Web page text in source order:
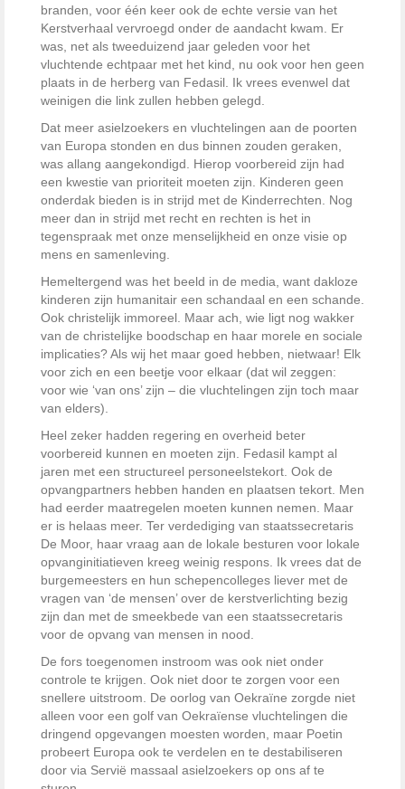
branden, voor één keer ook de echte versie van het
Kerstverhaal vervroegd onder de aandacht kwam. Er
was, net als tweeduizend jaar geleden voor het
vluchtende echtpaar met het kind, nu ook voor hen geen
plaats in de herberg van Fedasil. Ik vrees evenwel dat
weinigen die link zullen hebben gelegd.
Dat meer asielzoekers en vluchtelingen aan de poorten
van Europa stonden en dus binnen zouden geraken,
was allang aangekondigd. Hierop voorbereid zijn had
een kwestie van prioriteit moeten zijn. Kinderen geen
onderdak bieden is in strijd met de Kinderrechten. Nog
meer dan in strijd met recht en rechten is het in
tegenspraak met onze menselijkheid en onze visie op
mens en samenleving.
Hemeltergend was het beeld in de media, want dakloze
kinderen zijn humanitair een schandaal en een schande.
Ook christelijk immoreel. Maar ach, wie ligt nog wakker
van de christelijke boodschap en haar morele en sociale
implicaties? Als wij het maar goed hebben, nietwaar! Elk
voor zich en een beetje voor elkaar (dat wil zeggen:
voor wie ‘van ons’ zijn – die vluchtelingen zijn toch maar
van elders).
Heel zeker hadden regering en overheid beter
voorbereid kunnen en moeten zijn. Fedasil kampt al
jaren met een structureel personeelstekort. Ook de
opvangpartners hebben handen en plaatsen tekort. Men
had eerder maatregelen moeten kunnen nemen. Maar
er is helaas meer. Ter verdediging van staatssecretaris
De Moor, haar vraag aan de lokale besturen voor lokale
opvanginitiatieven kreeg weinig respons. Ik vrees dat de
burgemeesters en hun schepencolleges liever met de
vragen van ‘de mensen’ over de kerstverlichting bezig
zijn dan met de smeekbede van een staatssecretaris
voor de opvang van mensen in nood.
De fors toegenomen instroom was ook niet onder
controle te krijgen. Ook niet door te zorgen voor een
snellere uitstroom. De oorlog van Oekraïne zorgde niet
alleen voor een golf van Oekraïense vluchtelingen die
dringend opgevangen moesten worden, maar Poetin
probeert Europa ook te verdelen en te destabiliseren
door via Servië massaal asielzoekers op ons af te